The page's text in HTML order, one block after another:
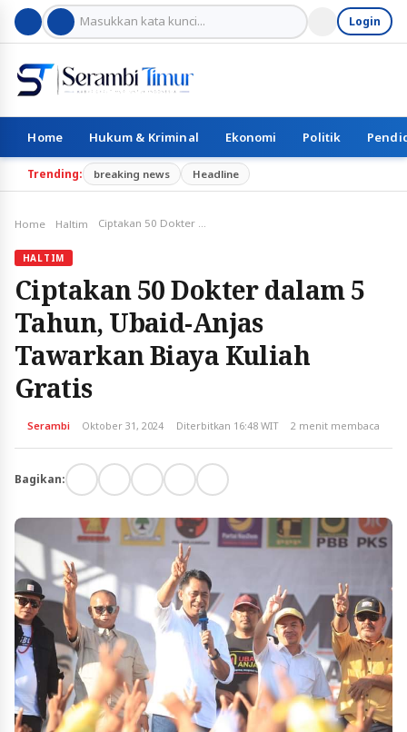
Login
Home Hukum & Kriminal Ekonomi Politik
Trending: breaking news Headline
Home Haltim Ciptakan 50 Dokter dalam 5 Tahun, Ubaid-Anjas Tawarkan Biaya Kuliah Gratis
HALTIM
Ciptakan 50 Dokter dalam 5
Tahun, Ubaid-Anjas
Tawarkan Biaya Kuliah
Gratis
Serambi Oktober 31, 2024 Diterbitkan 16:48 WIT 2 menit membaca
Bagikan: